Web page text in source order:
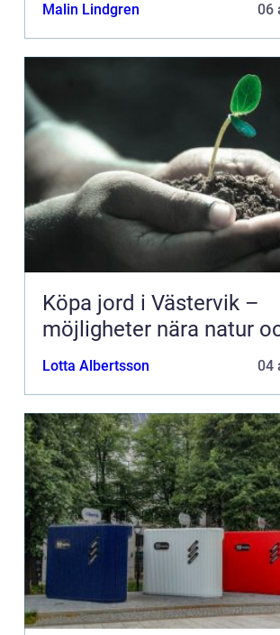
Malin Lindgren 06
Köpa jord i Västervik –
möjligheter nära natur
Lotta Albertsson 04